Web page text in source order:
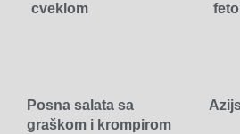
cveklom
Posna salata sa
graškom i krompirom